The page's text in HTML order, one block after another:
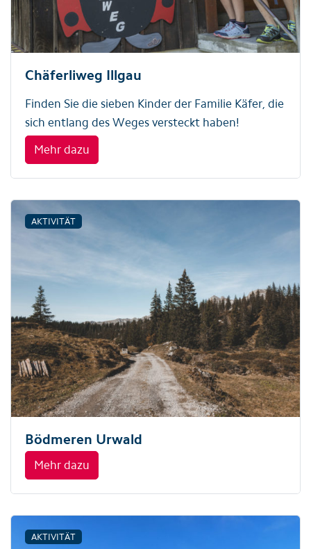
Chäferliweg Illgau
Finden Sie die sieben Kinder der Familie Käfer, die
sich entlang des Weges versteckt haben!
Mehr dazu
AKTIVITÄT
Bödmeren Urwald
Mehr dazu
AKTIVITÄT